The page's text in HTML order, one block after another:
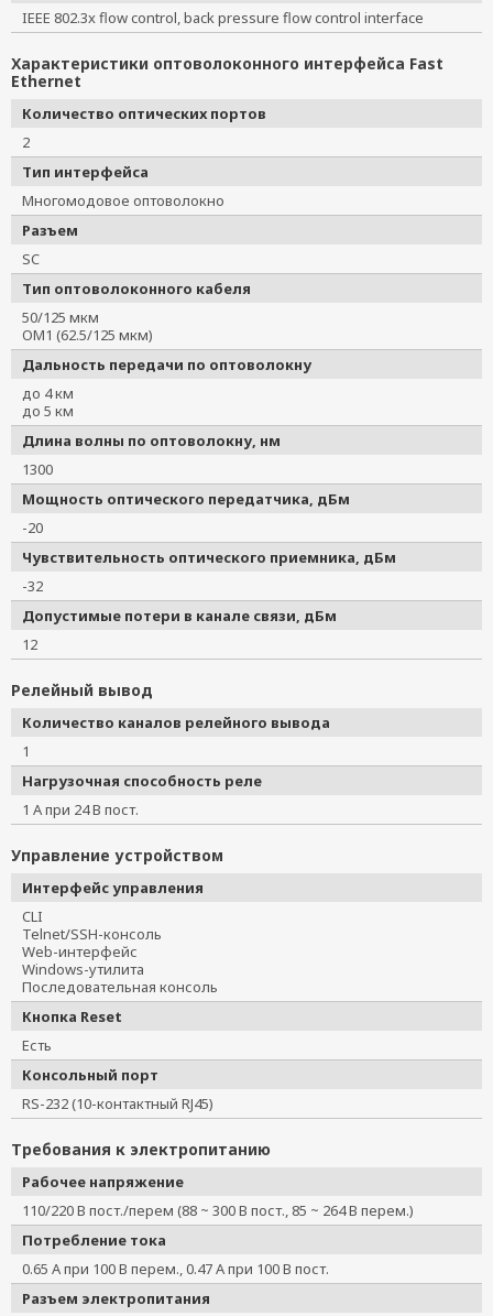
IEEE 802.3x flow control, back pressure flow control interface
Характеристики оптоволоконного интерфейса Fast
Ethernet
Количество оптических портов
2
Тип интерфейса
Многомодовое оптоволокно
Разъем
SC
Тип оптоволоконного кабеля
50/125 мкм
OM1 (62.5/125 мкм)
Дальность передачи по оптоволокну
до 4 км
до 5 км
Длина волны по оптоволокну, нм
1300
Мощность оптического передатчика, дБм
-20
Чувствительность оптического приемника, дБм
-32
Допустимые потери в канале связи, дБм
12
Релейный вывод
Количество каналов релейного вывода
1
Нагрузочная способность реле
1 А при 24 В пост.
Управление устройством
Интерфейс управления
CLI
Telnet/SSH-консоль
Web-интерфейс
Windows-утилита
Последовательная консоль
Кнопка Reset
Есть
Консольный порт
RS-232 (10-контактный RJ45)
Требования к электропитанию
Рабочее напряжение
110/220 В пост./перем (88 ~ 300 В пост., 85 ~ 264 В перем.)
Потребление тока
0.65 А при 100 В перем., 0.47 А при 100 В пост.
Разъем электропитания